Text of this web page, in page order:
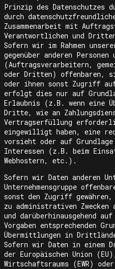
Prinzip des Datenschutzes
durch
Zusammenarbeit mit
Verantwortlichen und
Sofern wir im Rahmen
gegenüber anderen Personen
(Auftragsverarbeitern,
oder Dritten) offenbaren,
oder ihnen sonst Zugriff auf
erfolgt dies nur auf
Erlaubnis (z.B. wenn eine
Dritte, wie an
Vertragserfüllung
eingewilligt haben, eine
vorsieht oder auf
Interessen (z.B. beim
Webhostern, etc.).
Sofern wir Daten anderen
Unternehmensgruppe
sonst den Zugriff
zu administrativen
und darüberhinausgehend
Vorgaben entsprechenden
Übermittlungen in
Sofern wir Daten in einem
der Europäischen Union
Wirtschaftsraums (EWR)